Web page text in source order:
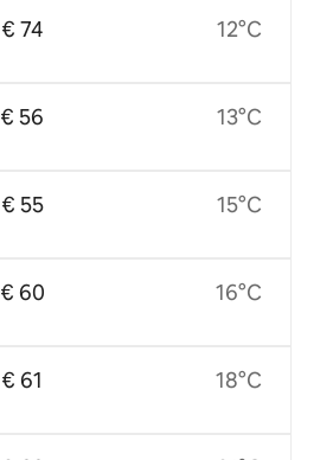
€ 74
€ 56
€ 55
€ 60
€ 61
12°C
13°C
15°C
16°C
18°C